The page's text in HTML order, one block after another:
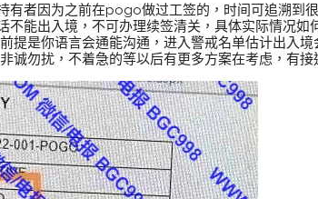
有者因为之前在pogo做过工签的，时间可追溯到
不能出入境，不可办理续签清关，具体实际情况
提是你语言会通能沟通，进入警戒名单估计出入
诚勿扰，不着急的等以后有更多方案在考虑，有接